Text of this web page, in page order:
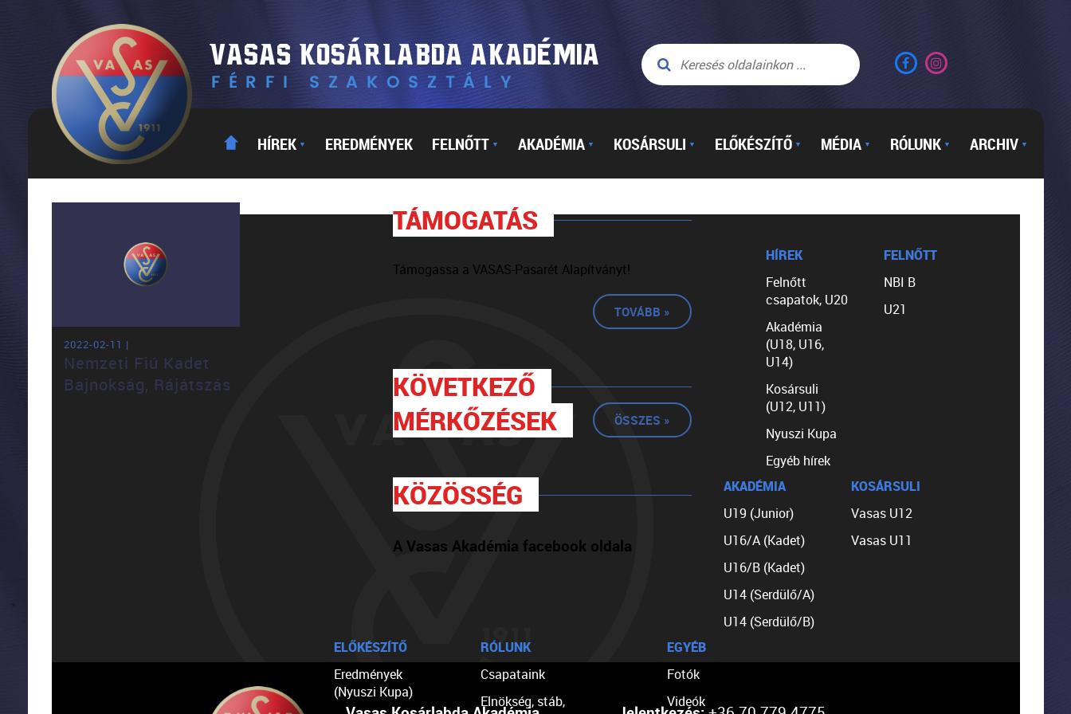
HÍREK ▼ EREDMÉNYEK FELNŐTT ▼ AKADÉMIA ▼ KOSÁRSULI ▼ ELŐKÉSZÍTŐ ▼ MÉDIA ▼ RÓLUNK ▼ ARCHIV ▼
2022-02-11 |
Nemzeti Fiú Kadet
Bajnokság, Rájátszás
TÁMOGATÁS
Támogassa a VASAS-Pasarét Alapítványt!
TOVÁBB »
KÖVETKEZŐ
MÉRKŐZÉSEK
ÖSSZES »
KÖZÖSSÉG
A Vasas Akadémia facebook oldala
HÍREK
Felnőtt
csapatok, U20
Akadémia
(U18, U16,
U14)
Kosársuli
(U12, U11)
Nyuszi Kupa
Egyéb hírek
FELNŐTT
NBI B
U21
AKADÉMIA
U19 (Junior)
U16/A (Kadet)
U16/B (Kadet)
U14 (Serdülő/A)
U14 (Serdülő/B)
KOSÁRSULI
Vasas U12
Vasas U11
ELŐKÉSZÍTŐ
Eredmények
(Nyuszi Kupa)
RÓLUNK
Csapataink
Elnökség, stáb,
EGYÉB
Fotók
Videók